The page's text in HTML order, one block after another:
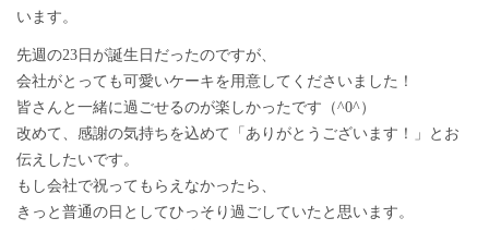
います。
先週の23日が誕生日だったのですが、
会社がとっても可愛いケーキを用意してくださいました！
皆さんと一緒に過ごせるのが楽しかったです（^0^）
改めて、感謝の気持ちを込めて「ありがとうございます！」とお
伝えしたいです。
もし会社で祝ってもらえなかったら、
きっと普通の日としてひっそり過ごしていたと思います。